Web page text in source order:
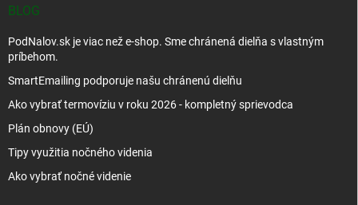
BLOG
PodNalov.sk je viac než e-shop. Sme chránená dielňa s vlastným
príbehom.
SmartEmailing podporuje našu chránenú dielňu
Ako vybrať termovíziu v roku 2026 - kompletný sprievodca
Plán obnovy (EÚ)
Tipy využitia nočného videnia
Ako vybrať nočné videnie